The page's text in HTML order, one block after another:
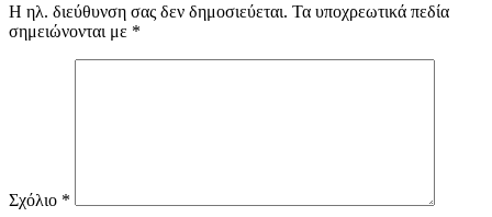
Η ηλ. διεύθυνση σας δεν δημοσιεύεται. Τα υποχρεωτικά πεδία
σημειώνονται με *
Σχόλιο *